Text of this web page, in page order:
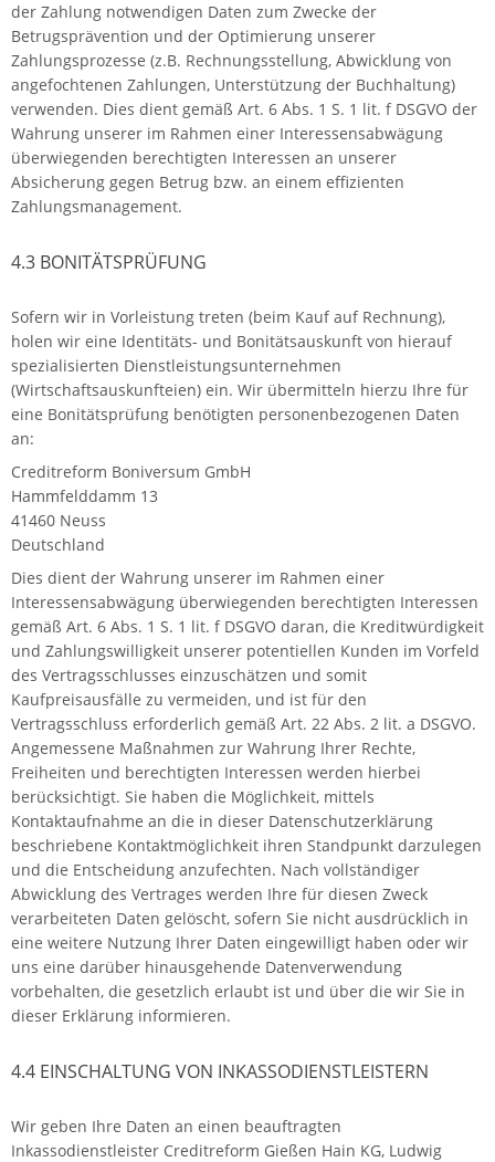
der Zahlung notwendigen Daten zum Zwecke der
Betrugsprävention und der Optimierung unserer
Zahlungsprozesse (z.B. Rechnungsstellung, Abwicklung von
angefochtenen Zahlungen, Unterstützung der Buchhaltung)
verwenden. Dies dient gemäß Art. 6 Abs. 1 S. 1 lit. f DSGVO der
Wahrung unserer im Rahmen einer Interessensabwägung
überwiegenden berechtigten Interessen an unserer
Absicherung gegen Betrug bzw. an einem effizienten
Zahlungsmanagement.
4.3 BONITÄTSPRÜFUNG
Sofern wir in Vorleistung treten (beim Kauf auf Rechnung),
holen wir eine Identitäts- und Bonitätsauskunft von hierauf
spezialisierten Dienstleistungsunternehmen
(Wirtschaftsauskunfteien) ein. Wir übermitteln hierzu Ihre für
eine Bonitätsprüfung benötigten personenbezogenen Daten
an:
Creditreform Boniversum GmbH
Hammfelddamm 13
41460 Neuss
Deutschland
Dies dient der Wahrung unserer im Rahmen einer
Interessensabwägung überwiegenden berechtigten Interessen
gemäß Art. 6 Abs. 1 S. 1 lit. f DSGVO daran, die Kreditwürdigkeit
und Zahlungswilligkeit unserer potentiellen Kunden im Vorfeld
des Vertragsschlusses einzuschätzen und somit
Kaufpreisausfälle zu vermeiden, und ist für den
Vertragsschluss erforderlich gemäß Art. 22 Abs. 2 lit. a DSGVO.
Angemessene Maßnahmen zur Wahrung Ihrer Rechte,
Freiheiten und berechtigten Interessen werden hierbei
berücksichtigt. Sie haben die Möglichkeit, mittels
Kontaktaufnahme an die in dieser Datenschutzerklärung
beschriebene Kontaktmöglichkeit ihren Standpunkt darzulegen
und die Entscheidung anzufechten. Nach vollständiger
Abwicklung des Vertrages werden Ihre für diesen Zweck
verarbeiteten Daten gelöscht, sofern Sie nicht ausdrücklich in
eine weitere Nutzung Ihrer Daten eingewilligt haben oder wir
uns eine darüber hinausgehende Datenverwendung
vorbehalten, die gesetzlich erlaubt ist und über die wir Sie in
dieser Erklärung informieren.
4.4 EINSCHALTUNG VON INKASSODIENSTLEISTERN
Wir geben Ihre Daten an einen beauftragten
Inkassodienstleister Creditreform Gießen Hain KG, Ludwig